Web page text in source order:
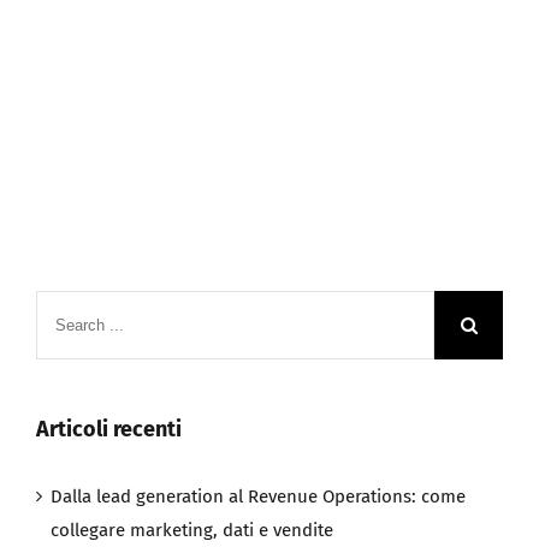
Articoli recenti
Dalla lead generation al Revenue Operations: come
collegare marketing, dati e vendite